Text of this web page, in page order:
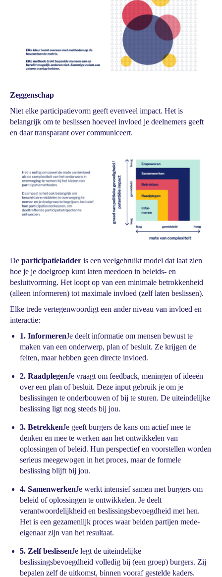
Zeggenschap
Niet elke participatievorm geeft evenveel impact. Het is
belangrijk om te beslissen hoeveel invloed je deelnemers geeft
en daar transparant over communiceert.
De participatieladder is een veelgebruikt model dat laat zien
hoe je je doelgroep kunt laten meedoen in beleids- en
besluitvorming. Het loopt op van een minimale betrokkenheid
(alleen informeren) tot maximale invloed (zelf laten beslissen).
Elke trede vertegenwoordigt een ander niveau van invloed en
interactie:
1. InformerenJe deelt informatie om mensen bewust te
maken van een onderwerp, plan of besluit. Ze krijgen de
feiten, maar hebben geen directe invloed.
2. RaadplegenJe vraagt om feedback, meningen of ideeën
over een plan of besluit. Deze input gebruik je om je
beslissingen te onderbouwen of bij te sturen. De uiteindelijke
beslissing ligt nog steeds bij jou.
3. BetrekkenJe geeft burgers de kans om actief mee te
denken en mee te werken aan het ontwikkelen van
oplossingen of beleid. Hun perspectief en voorstellen worden
serieus meegewogen in het proces, maar de formele
beslissing blijft bij jou.
4. SamenwerkenJe werkt intensief samen met burgers om
beleid of oplossingen te ontwikkelen. Je deelt
verantwoordelijkheid en beslissingsbevoegdheid met hen.
Het is een gezamenlijk proces waar beiden partijen mede-
eigenaar zijn van het resultaat.
5. Zelf beslissenJe legt de uiteindelijke
beslissingsbevoegdheid volledig bij (een groep) burgers. Zij
bepalen zelf de uitkomst, binnen vooraf gestelde kaders.